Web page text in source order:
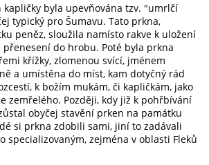
kapličky byla upevňována tzv. "umrlčí
typický pro Šumavu. Tato prkna,
peněz, sloužila namísto rakve k uložení
do hrobu. Poté byla prkna
křížky, zlomenou svící, jménem
a umístěna do míst, kam dotyčný rád
k božím mukám, či kapličkám, jako
zemřelého. Později, kdy již k pohřbívání
obyčej stavění prken na památku
si prkna zdobili sami, jiní to zadávali
specializovaným, zejména v oblasti Fleků